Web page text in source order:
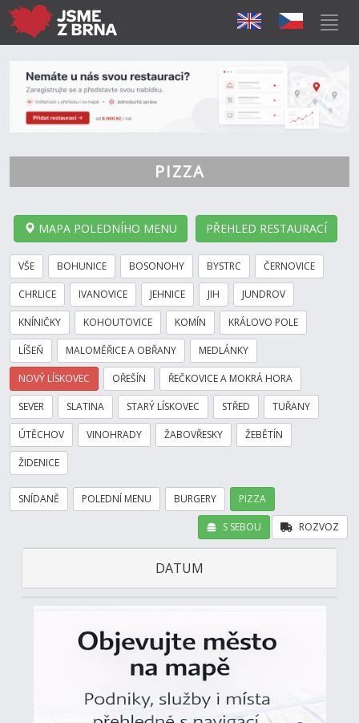
PIZZA
MAPA POLEDNÍHO MENU PŘEHLED RESTAURACÍ
VŠE BOHUNICE BOSONOHY BYSTRC ČERNOVICE
CHRLICE IVANOVICE JEHNICE JIH JUNDROV
KNÍNIČKY KOHOUTOVICE KOMÍN KRÁLOVO POLE
LÍŠEŇ MALOMĚŘICE A OBŘANY MEDLÁNKY
NOVÝ LÍSKOVEC OŘEŠÍN ŘEČKOVICE A MOKRÁ HORA
SEVER SLATINA STARÝ LÍSKOVEC STŘED TUŘANY
ÚTĚCHOV VINOHRADY ŽABOVŘESKY ŽEBĚTÍN
ŽIDENICE
SNÍDANĚ POLEDNÍ MENU BURGERY PIZZA
ROZVOZ
S SEBOU
DATUM